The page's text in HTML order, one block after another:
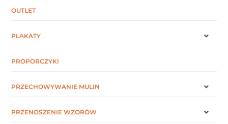
OUTLET
PLAKATY
PROPORCZYKI
PRZECHOWYWANIE MULIN
PRZENOSZENIE WZORÓW